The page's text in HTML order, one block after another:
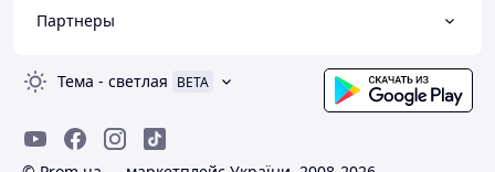
Партнеры
Тема - светлая BETA